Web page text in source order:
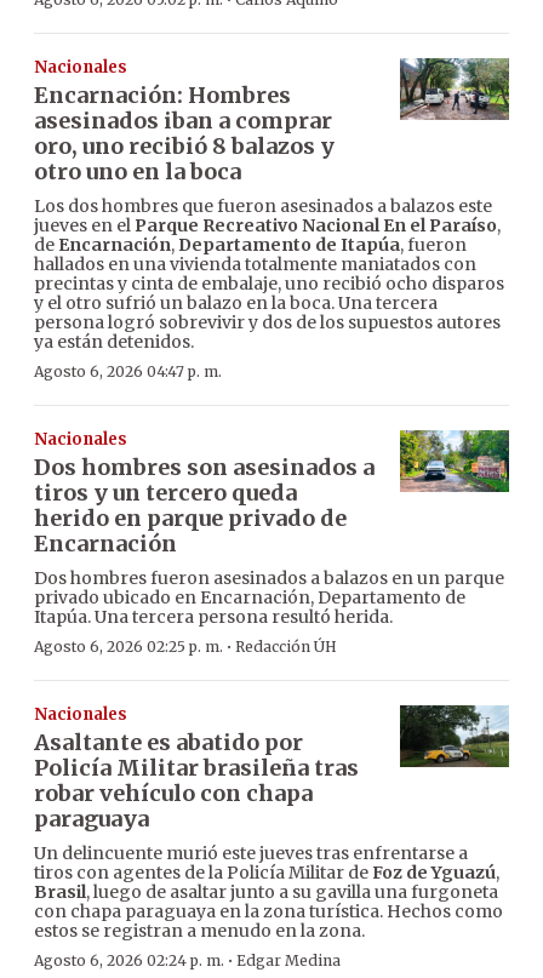
Nacionales
Encarnación: Hombres
asesinados iban a comprar
oro, uno recibió 8 balazos y
otro uno en la boca
Los dos hombres que fueron asesinados a balazos este
jueves en el Parque Recreativo Nacional En el Paraíso,
de Encarnación, Departamento de Itapúa, fueron
hallados en una vivienda totalmente maniatados con
precintas y cinta de embalaje, uno recibió ocho disparos
y el otro sufrió un balazo en la boca. Una tercera
persona logró sobrevivir y dos de los supuestos autores
ya están detenidos.
Agosto 6, 2026 04:47 p. m.
Nacionales
Dos hombres son asesinados a
tiros y un tercero queda
herido en parque privado de
Encarnación
Dos hombres fueron asesinados a balazos en un parque
privado ubicado en Encarnación, Departamento de
Itapúa. Una tercera persona resultó herida.
Agosto 6, 2026 02:25 p. m. · Redacción ÚH
Nacionales
Asaltante es abatido por
Policía Militar brasileña tras
robar vehículo con chapa
paraguaya
Un delincuente murió este jueves tras enfrentarse a
tiros con agentes de la Policía Militar deFoz de Yguazú,
Brasil, luego de asaltar junto a su gavilla una furgoneta
con chapa paraguaya en la zona turística. Hechos como
estos se registran a menudo en la zona.
Agosto 6, 2026 02:24 p. m. · Edgar Medina